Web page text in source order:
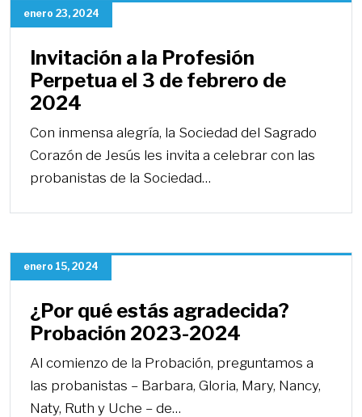
enero 23, 2024
Invitación a la Profesión
Perpetua el 3 de febrero de
2024
Con inmensa alegría, la Sociedad del Sagrado
Corazón de Jesús les invita a celebrar con las
probanistas de la Sociedad…
enero 15, 2024
¿Por qué estás agradecida?
Probación 2023-2024
Al comienzo de la Probación, preguntamos a
las probanistas – Barbara, Gloria, Mary, Nancy,
Naty, Ruth y Uche – de…